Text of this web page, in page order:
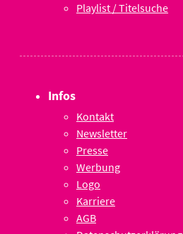
Playlist / Titelsuche
Infos
Kontakt
Newsletter
Presse
Werbung
Logo
Karriere
AGB